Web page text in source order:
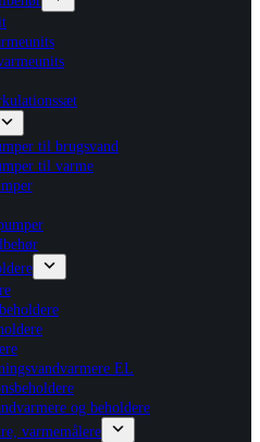
til brugsvand
til varme
EL
og beholdere
varmemålere